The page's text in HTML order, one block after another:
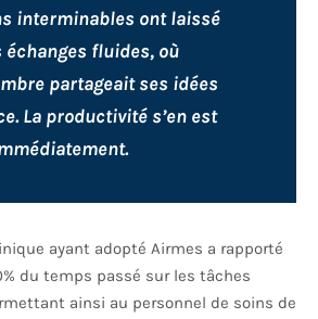
interminables ont laissé
échanges fluides, où
partageait ses idées
La productivité s’en est
ayant adopté Airmes a rapporté
du temps passé sur les tâches
ainsi au personnel de soins de